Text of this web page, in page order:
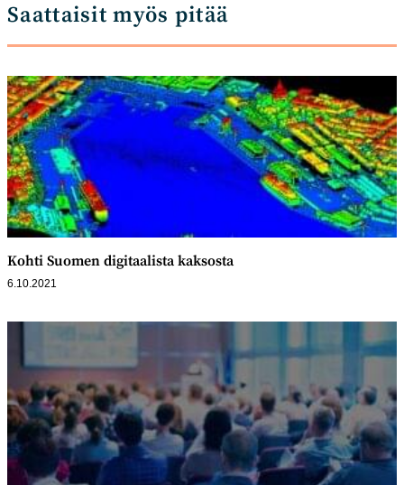
Saattaisit myös pitää
Kohti Suomen digitaalista kaksosta
6.10.2021